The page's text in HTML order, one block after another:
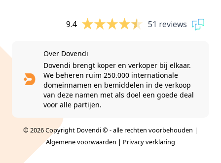
9.4 51 reviews
Over Dovendi
Dovendi brengt koper en verkoper bij elkaar.
We beheren ruim 250.000 internationale
domeinnamen en bemiddelen in de verkoop
van deze namen met als doel een goede deal
voor alle partijen.
© 2026 Copyright Dovendi © - alle rechten voorbehouden |
Algemene voorwaarden | Privacy verklaring